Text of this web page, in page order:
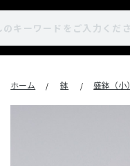
ホーム / 鉢 / 盛鉢（小）